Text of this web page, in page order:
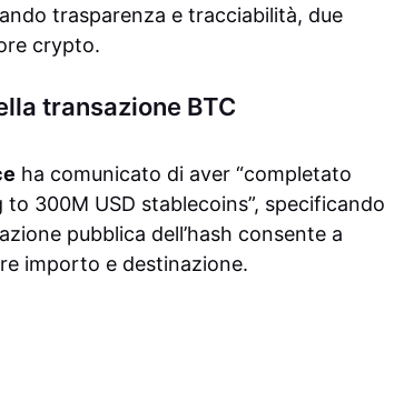
trasparenza e tracciabilità, due
crypto.
transazione BTC
ha comunicato di aver “completato
300M USD stablecoins”, specificando
pubblica dell’hash consente a
importo e destinazione.